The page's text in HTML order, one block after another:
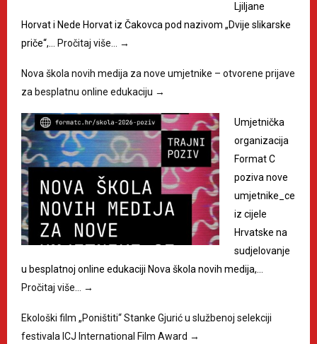
Ljiljane
Horvat i Nede Horvat iz Čakovca pod nazivom „Dvije slikarske
priče“,…
Pročitaj više… →
Nova škola novih medija za nove umjetnike – otvorene prijave
za besplatnu online edukaciju →
Umjetnička
organizacija
Format C
poziva nove
umjetnike_ce
iz cijele
Hrvatske na
sudjelovanje
u besplatnoj online edukaciji Nova škola novih medija,…
Pročitaj više…
→
Ekološki film „Poništiti“ Stanke Gjurić u službenoj selekciji
festivala ICJ International Film Award →